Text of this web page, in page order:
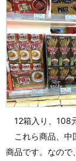
12箱入り、108
これら商品、中
商品です。なので